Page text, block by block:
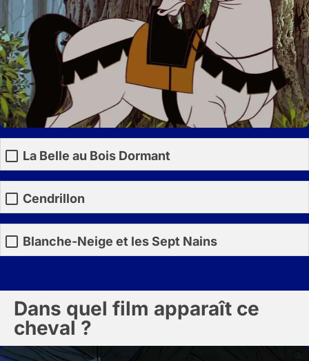
La Belle au Bois Dormant
Cendrillon
Blanche-Neige et les Sept Nains
Dans quel film apparaît ce
cheval ?